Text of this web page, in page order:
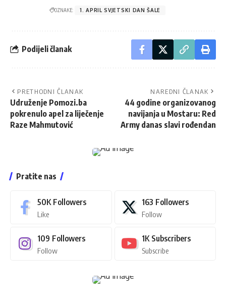
OZNAKE: 1. APRIL SVJETSKI DAN ŠALE
Podijeli članak
PRETHODNI ČLANAK
Udruženje Pomozi.ba
pokrenulo apel za liječenje
Raze Mahmutović
NAREDNI ČLANAK
44 godine organizovanog
navijanja u Mostaru: Red
Army danas slavi rođendan
Pratite nas
50K Followers
Like
163 Followers
Follow
109 Followers
Follow
1K Subscribers
Subscribe